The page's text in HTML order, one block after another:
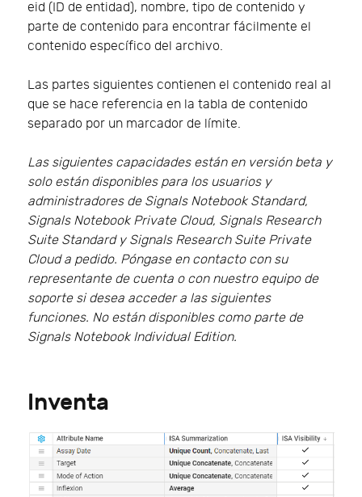
eid (ID de entidad), nombre, tipo de contenido y
parte de contenido para encontrar fácilmente el
contenido específico del archivo.
Las partes siguientes contienen el contenido real al
que se hace referencia en la tabla de contenido
separado por un marcador de límite.
Las siguientes capacidades están en versión beta y
solo están disponibles para los usuarios y
administradores de Signals Notebook Standard,
Signals Notebook Private Cloud, Signals Research
Suite Standard y Signals Research Suite Private
Cloud a pedido. Póngase en contacto con su
representante de cuenta o con nuestro equipo de
soporte si desea acceder a las siguientes
funciones. No están disponibles como parte de
Signals Notebook Individual Edition.
Inventa